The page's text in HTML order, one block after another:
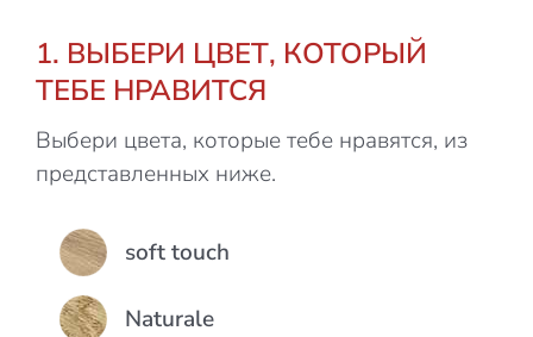
1. ВЫБЕРИ ЦВЕТ, КОТОРЫЙ
ТЕБЕ НРАВИТСЯ
Выбери цвета, которые тебе нравятся, из
представленных ниже.
Colore soft touch
Naturale